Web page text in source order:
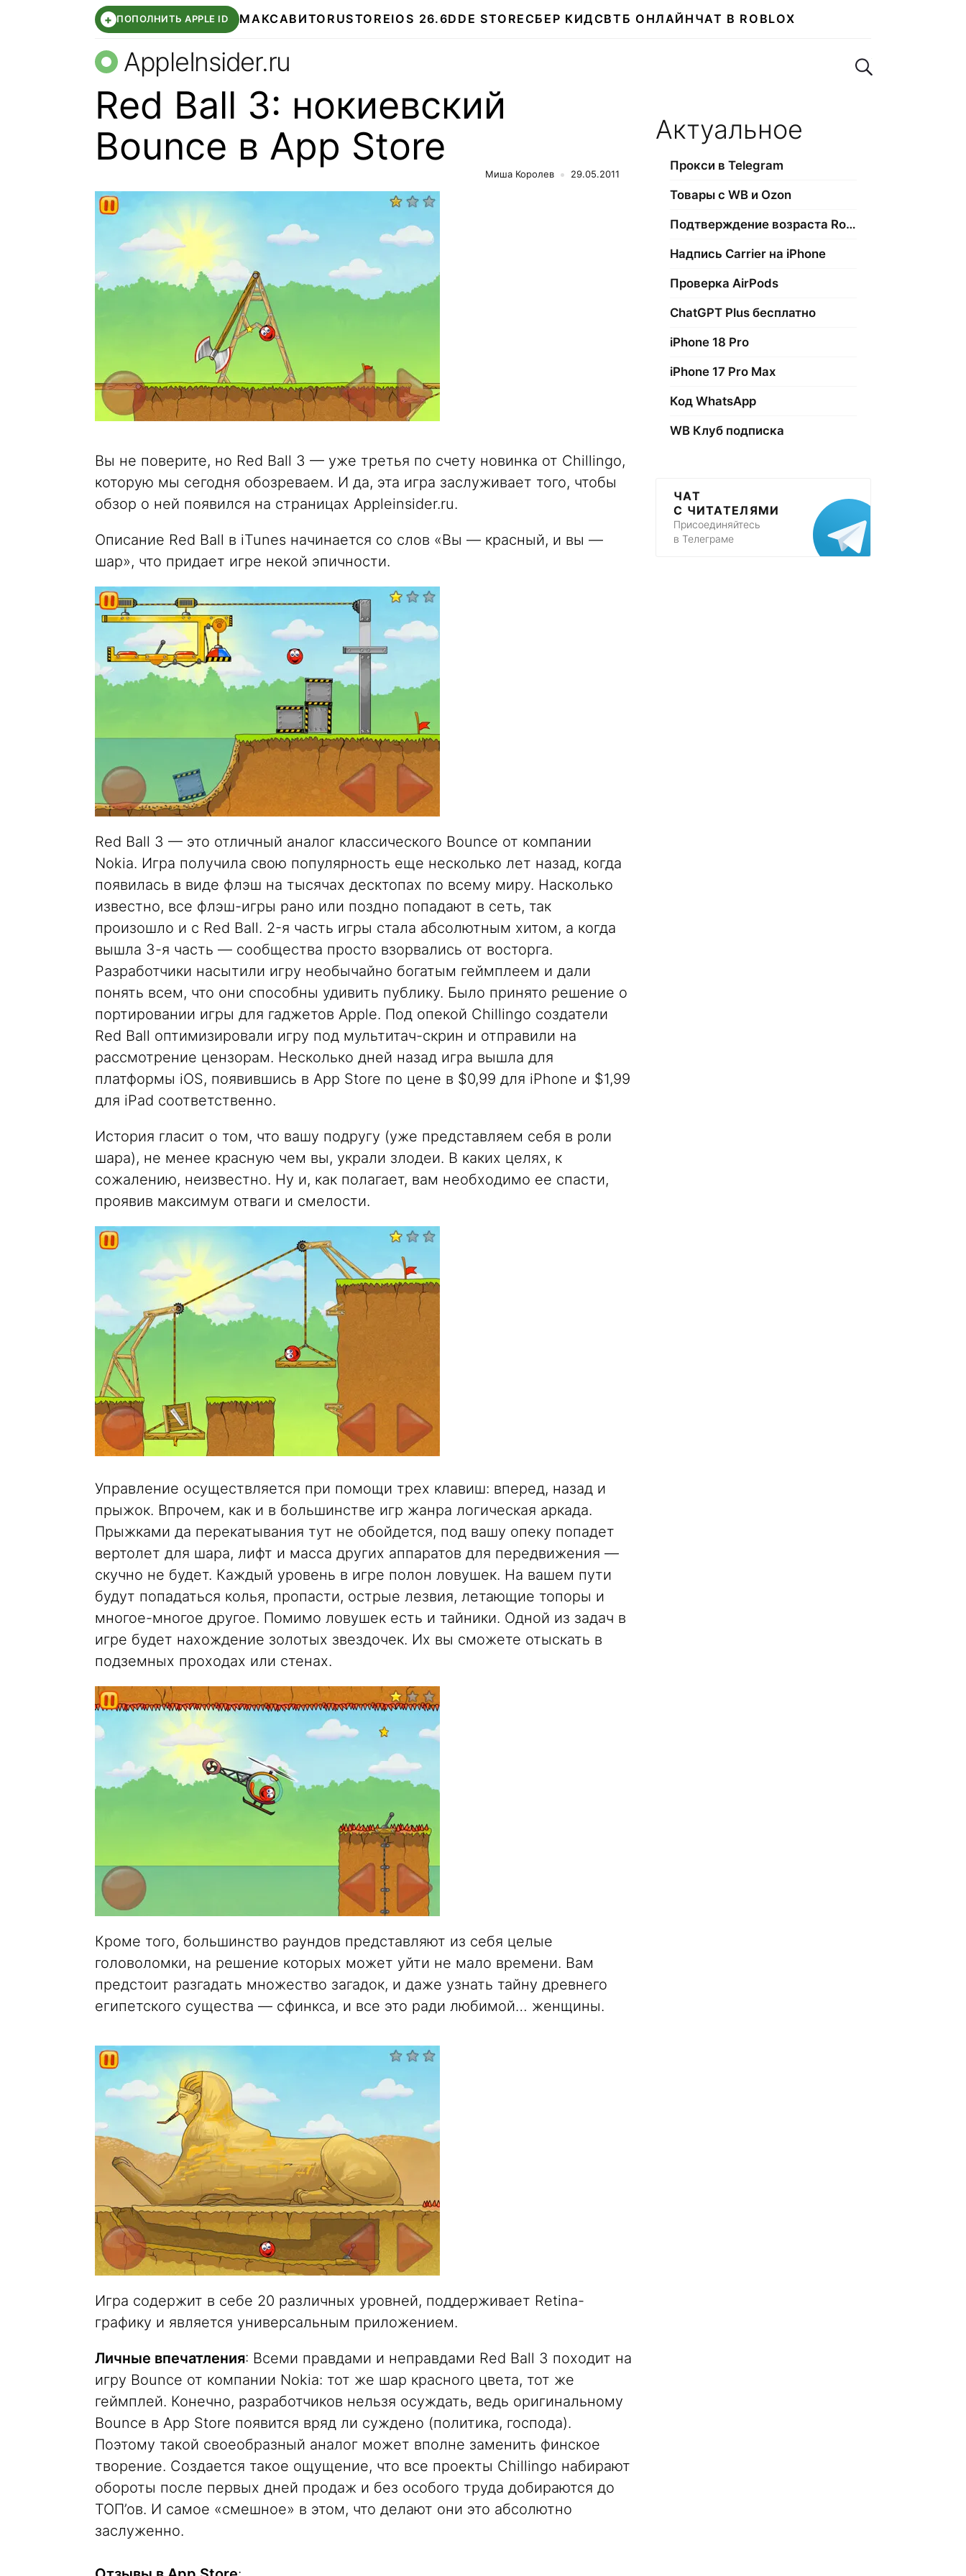
+ ПОПОЛНИТЬ APPLE ID МАКСАВИТО RUSTOREIOS 26.6DDE STORE СБЕР КИДСВТБ ОНЛАЙН ЧАТ В ROBLOX
AppleInsider.ru Поиск по сайту
Red Ball 3: нокиевский
Bounce в App Store
Миша Королев 29.05.2011
Вы не поверите, но Red Ball 3 — уже третья по счету новинка от Chillingo,
которую мы сегодня обозреваем. И да, эта игра заслуживает того, чтобы
обзор о ней появился на страницах Appleinsider.ru.
Описание Red Ball в iTunes начинается со слов «Вы — красный, и вы —
шар», что придает игре некой эпичности.
Red Ball 3 — это отличный аналог классического Bounce от компании
Nokia. Игра получила свою популярность еще несколько лет назад, когда
появилась в виде флэш на тысячах десктопах по всему миру. Насколько
известно, все флэш-игры рано или поздно попадают в сеть, так
произошло и с Red Ball. 2-я часть игры стала абсолютным хитом, а когда
вышла 3-я часть — сообщества просто взорвались от восторга.
Разработчики насытили игру необычайно богатым геймплеем и дали
понять всем, что они способны удивить публику. Было принято решение о
портировании игры для гаджетов Apple. Под опекой Chillingo создатели
Red Ball оптимизировали игру под мультитач-скрин и отправили на
рассмотрение цензорам. Несколько дней назад игра вышла для
платформы iOS, появившись в App Store по цене в $0,99 для iPhone и $1,99
для iPad соответственно.
История гласит о том, что вашу подругу (уже представляем себя в роли
шара), не менее красную чем вы, украли злодеи. В каких целях, к
сожалению, неизвестно. Ну и, как полагает, вам необходимо ее спасти,
проявив максимум отваги и смелости.
Управление осуществляется при помощи трех клавиш: вперед, назад и
прыжок. Впрочем, как и в большинстве игр жанра логическая аркада.
Прыжками да перекатывания тут не обойдется, под вашу опеку попадет
вертолет для шара, лифт и масса других аппаратов для передвижения —
скучно не будет. Каждый уровень в игре полон ловушек. На вашем пути
будут попадаться колья, пропасти, острые лезвия, летающие топоры и
многое-многое другое. Помимо ловушек есть и тайники. Одной из задач в
игре будет нахождение золотых звездочек. Их вы сможете отыскать в
подземных проходах или стенах.
Кроме того, большинство раундов представляют из себя целые
головоломки, на решение которых может уйти не мало времени. Вам
предстоит разгадать множество загадок, и даже узнать тайну древнего
египетского существа — сфинкса, и все это ради любимой… женщины.
Игра содержит в себе 20 различных уровней, поддерживает Retina-
графику и является универсальным приложением.
Личные впечатления: Всеми правдами и неправдами Red Ball 3 походит на
игру Bounce от компании Nokia: тот же шар красного цвета, тот же
геймплей. Конечно, разработчиков нельзя осуждать, ведь оригинальному
Bounce в App Store появится вряд ли суждено (политика, господа).
Поэтому такой своеобразный аналог может вполне заменить финское
творение. Создается такое ощущение, что все проекты Chillingo набирают
обороты после первых дней продаж и без особого труда добираются до
ТОП’ов. И самое «смешное» в этом, что делают они это абсолютно
заслуженно.
Актуальное
Прокси в Telegram
Товары с WB и Ozon
Подтверждение возраста Roblox
Надпись Carrier на iPhone
Проверка AirPods
ChatGPT Plus бесплатно
iPhone 18 Pro
iPhone 17 Pro Max
Код WhatsApp
WB Клуб подписка
ЧАТ
С ЧИТАТЕЛЯМИ
Присоединяйтесь
в Телеграме